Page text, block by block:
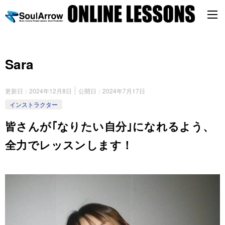
Sara
更新日： 2024年12月8日 公開日： 2024年7月17日
インストラクター
皆さんが｢なりたい自分｣になれるよう、
全力でレッスンします！